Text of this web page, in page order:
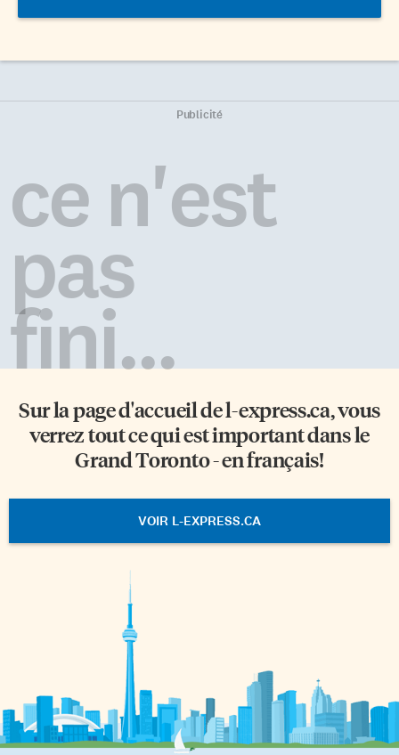
Publicité
ce n'est
pas
fini...
Sur la page d'accueil del-express.ca, vous
verrez tout ce qui est important dans le
Grand Toronto - en français!
VOIR L-EXPRESS.CA